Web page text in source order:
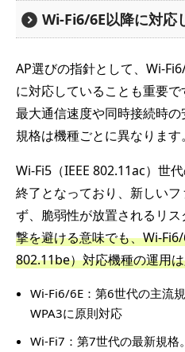
Wi-Fi6/6E以降に対応
AP選びの指針として、Wi-
に対応していることも重要
最大通信速度や同時接続時
規格は機種ごとに異なります。
Wi-Fi5（IEEE 802.11ac）世
終了となっており、新しい
ず、脆弱性が放置されるリス
撃を避ける意味でも、Wi-
802.11be）対応機種の運用
Wi-Fi6/6E：第6世代の主流
WPA3に原則対応
Wi-Fi7：第7世代の最新規格